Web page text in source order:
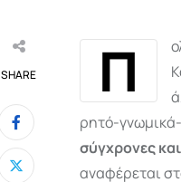
SHARE Π
ρητό-
σύγχρονες
αναφέρεται